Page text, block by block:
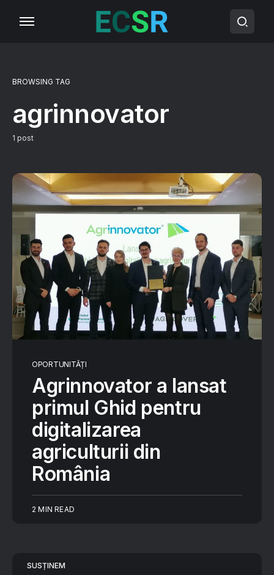
BROWSING TAG
agrinnovator
1 post
OPORTUNITĂȚI
Agrinnovator a lansat
primul Ghid pentru
digitalizarea
agriculturii din
România
2 MIN READ
SUSȚINEM